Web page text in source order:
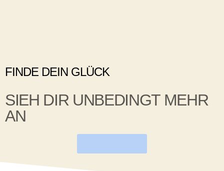
FINDE DEIN GLÜCK
SIEH DIR UNBEDINGT MEHR
AN